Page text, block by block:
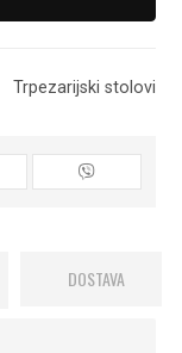
Trpezarijski stolovi
DOSTAVA